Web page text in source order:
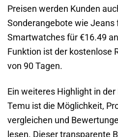
Preisen werden Kunden
Sonderangebote wie Jeans
Smartwatches für €16.49
Funktion ist der kostenlose
von 90 Tagen.
Ein weiteres Highlight in
Temu ist die Möglichkeit,
vergleichen und
lesen. Dieser transparente